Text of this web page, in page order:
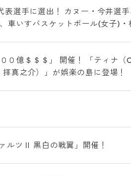
選手に選出！ カヌー・今井選
車いすバスケットボール(女子)・
０億＄＄＄」 開催！ 「ティナ（
真之介）」が娯楽の島に登場！
ルツⅡ 黒白の戦翼」開催！